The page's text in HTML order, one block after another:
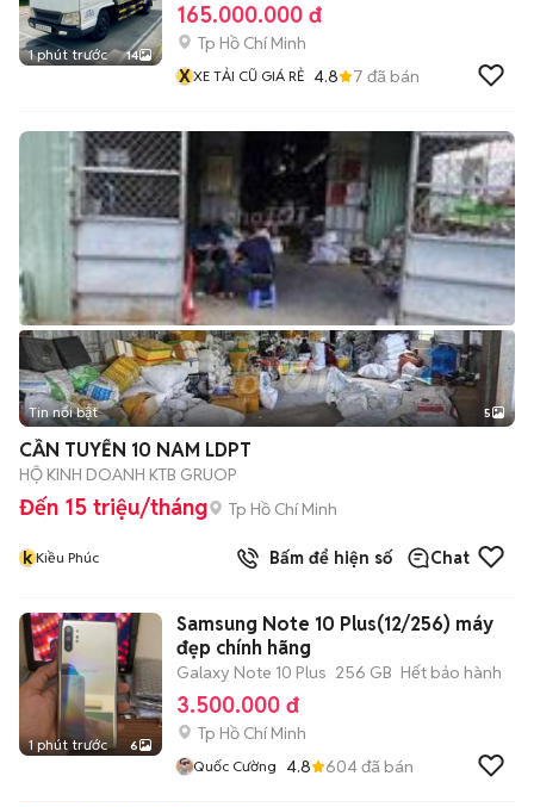
1 phút trước 14
165.000.000 đ
Tp Hồ Chí Minh
XXE TẢI CŨ GIÁ RẺ 4.8 7 đã bán
Tin nổi bật 5
CẦN TUYỂN 10 NAM LDPT
HỘ KINH DOANH KTB GRUOP
Đến 15 triệu/tháng Tp Hồ Chí Minh
k Kiều Phúc Bấm để hiện số Chat
1 phút trước 6
Samsung Note 10 Plus(12/256) máy
đẹp chính hãng
Galaxy Note 10 Plus 256 GB Hết bảo hành
3.500.000 đ
Tp Hồ Chí Minh
Quốc Cường 4.8 604đã bán